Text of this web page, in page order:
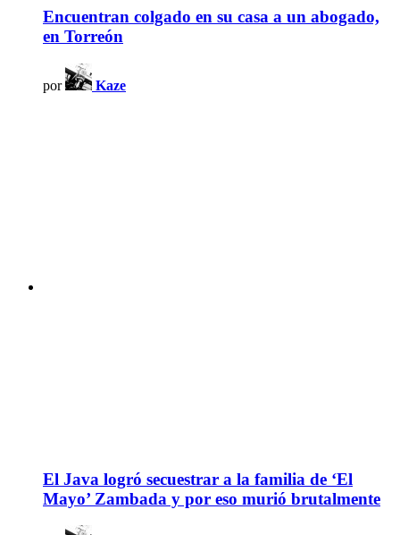
Encuentran colgado en su casa a un abogado,
en Torreón
por Kaze
El Java logró secuestrar a la familia de ‘El
Mayo’ Zambada y por eso murió brutalmente